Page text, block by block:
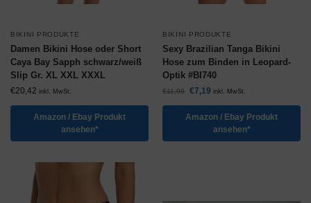
BIKINI PRODUKTE
Damen Bikini Hose oder Short
Caya Bay Sapph schwarz/weiß
Slip Gr. XL XXL XXXL
€20,42 inkl. MwSt.
Amazon / Ebay Produkt
ansehen*
BIKINI PRODUKTE
Sexy Brazilian Tanga Bikini
Hose zum Binden in Leopard-
Optik #BI740
€11,99 €7,19 inkl. MwSt.
Amazon / Ebay Produkt
ansehen*